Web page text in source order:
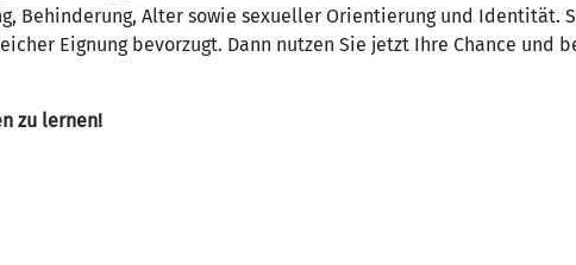
Behinderung, Alter sowie sexueller Orientierung und Identität.
Eignung bevorzugt. Dann nutzen Sie jetzt Ihre Chance und
zu lernen!